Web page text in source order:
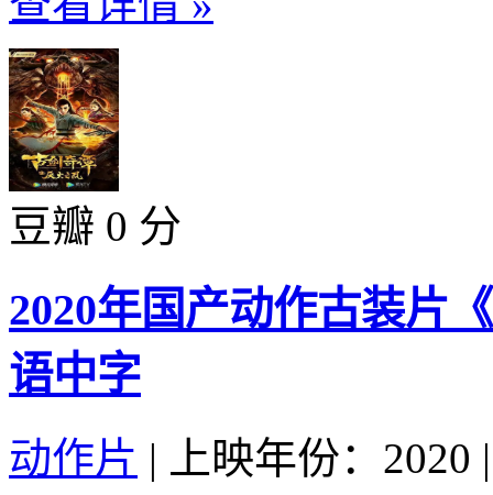
豆瓣 0 分
2020年国产动作古装片
语中字
动作片 | 上映年份：2020 |